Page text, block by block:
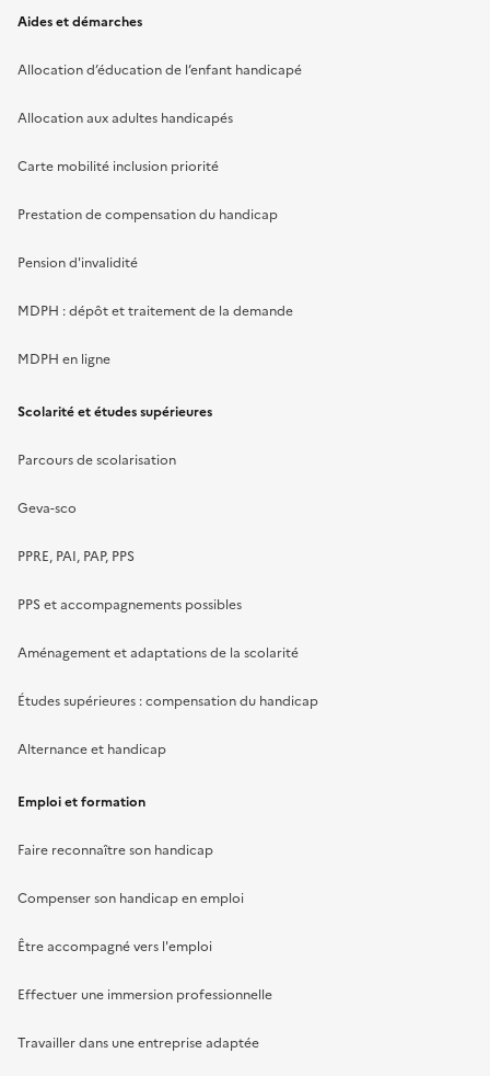
Aides et démarches
Allocation d’éducation de l’enfant handicapé
Allocation aux adultes handicapés
Carte mobilité inclusion priorité
Prestation de compensation du handicap
Pension d'invalidité
MDPH : dépôt et traitement de la demande
MDPH en ligne
Scolarité et études supérieures
Parcours de scolarisation
Geva-sco
PPRE, PAI, PAP, PPS
PPS et accompagnements possibles
Aménagement et adaptations de la scolarité
Études supérieures : compensation du handicap
Alternance et handicap
Emploi et formation
Faire reconnaître son handicap
Compenser son handicap en emploi
Être accompagné vers l'emploi
Effectuer une immersion professionnelle
Travailler dans une entreprise adaptée